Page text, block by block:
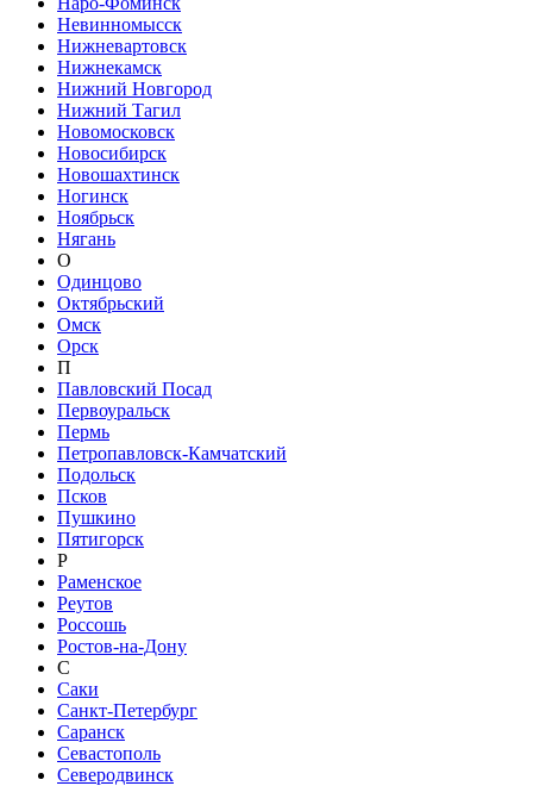
Невинномысск
Нижневартовск
Нижнекамск
Нижний Новгород
Нижний Тагил
Новомосковск
Новосибирск
Новошахтинск
Ногинск
Ноябрьск
Нягань
О
Одинцово
Октябрьский
Омск
Орск
П
Павловский Посад
Первоуральск
Пермь
Петропавловск-Камчатский
Подольск
Псков
Пушкино
Пятигорск
Р
Раменское
Реутов
Россошь
Ростов-на-Дону
С
Саки
Санкт-Петербург
Саранск
Севастополь
Северодвинск